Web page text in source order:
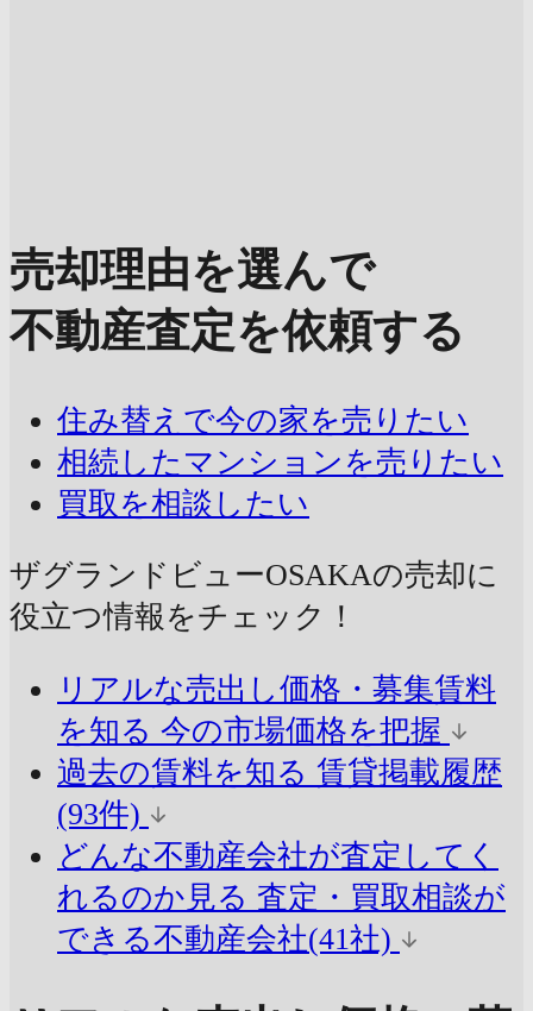
売却理由を選んで
不動産査定を依頼する
住み替えで今の家を売りたい
相続したマンションを売りたい
買取を相談したい
ザグランドビューOSAKAの売却に
役立つ情報をチェック！
リアルな売出し価格・募集賃料
を知る 今の市場価格を把握
過去の賃料を知る 賃貸掲載履歴
(93件)
どんな不動産会社が査定してく
れるのか見る 査定・買取相談が
できる不動産会社(41社)